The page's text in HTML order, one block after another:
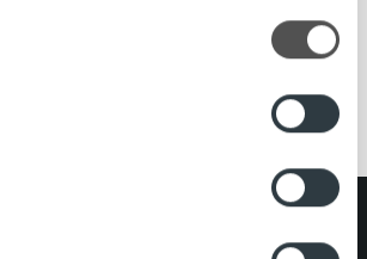
icon.
how your personal data is processed
in the
personalise content and ads, to
features and to analyse our traffic.
on päättynyt. Webinaarin